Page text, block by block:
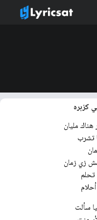
كزبره
مليان
تشرب
زي زمان
سألت